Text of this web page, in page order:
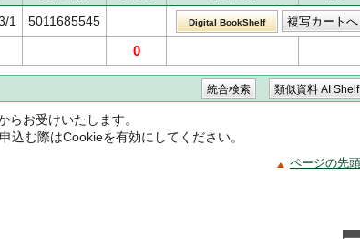
1 5011685545 Digital BookShelf
0
らお受けいたします。
込む際はCookieを有効にしてください。
ページの先